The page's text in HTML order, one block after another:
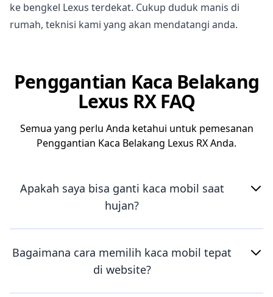
ke bengkel Lexus terdekat. Cukup duduk manis di
rumah, teknisi kami yang akan mendatangi anda.
Penggantian Kaca Belakang
Lexus RX FAQ
Semua yang perlu Anda ketahui untuk pemesanan
Penggantian Kaca Belakang Lexus RX Anda.
Apakah saya bisa ganti kaca mobil saat
hujan?
Bagaimana cara memilih kaca mobil tepat
di website?